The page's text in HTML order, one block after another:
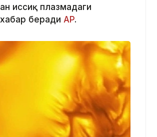
иссиқ плазмадаги
беради АP.